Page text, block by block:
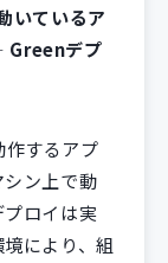
いているア
デプ
作するアプ
ン上で動
ロイは実
により、組